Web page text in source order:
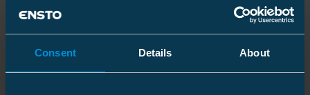
Consent Details About
Tekniske spesifikasjoner